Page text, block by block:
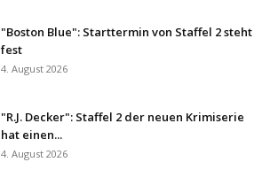
"Boston Blue": Starttermin von Staffel 2 steht
fest
4. August 2026
"R.J. Decker": Staffel 2 der neuen Krimiserie
hat einen...
4. August 2026